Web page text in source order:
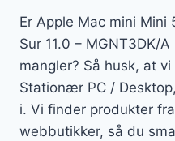
Er Apple Mac mini Mini
Sur 11.0 – MGNT3DK/
mangler? Så husk, at
Stationær PC /
i. Vi finder produkter
webbutikker, så du